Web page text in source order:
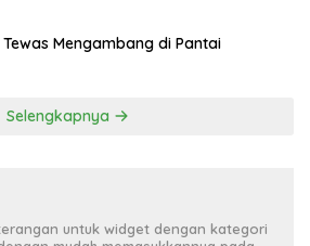
Mengambang di Pantai
Selengkapnya
untuk widget dengan kategori